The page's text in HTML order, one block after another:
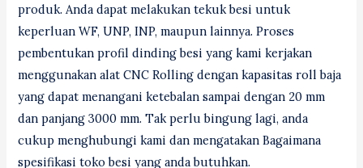
produk. Anda dapat melakukan tekuk besi untuk
keperluan WF, UNP, INP, maupun lainnya. Proses
pembentukan profil dinding besi yang kami kerjakan
menggunakan alat CNC Rolling dengan kapasitas roll baja
yang dapat menangani ketebalan sampai dengan 20 mm
dan panjang 3000 mm. Tak perlu bingung lagi, anda
cukup menghubungi kami dan mengatakan Bagaimana
spesifikasi toko besi yang anda butuhkan.